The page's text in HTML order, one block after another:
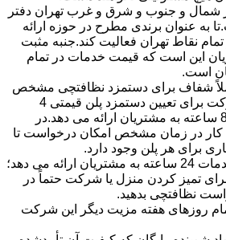
و جنوب و شرق و غرب تهران دفتر
به عنوان برندی مطرح در حوزه ارائه
نقاط تهران فعالیت کند.جنبه مثبت
این است که قیمت خدمات در تمام
است.
شفاف برای دستمزد نظافتچی مشخص
کرده است.این شرکت برای تعیین دستمزد پلن قیمتی 4
ساعته 6 ساعته و 8 ساعته به مشتریان ارائه می دهد.در
در زمان مشخص امکان درخواست تا
برای هر پلن وجود دارد.
شرکت نظافچی خدمات 24 ساعته به مشتریان ارائه می دهد؛
تمیز کردن منزل یا شرکت حتماً در
نظافتچی بدهید.
روزهای هفته مزیت دیگر این شرکت